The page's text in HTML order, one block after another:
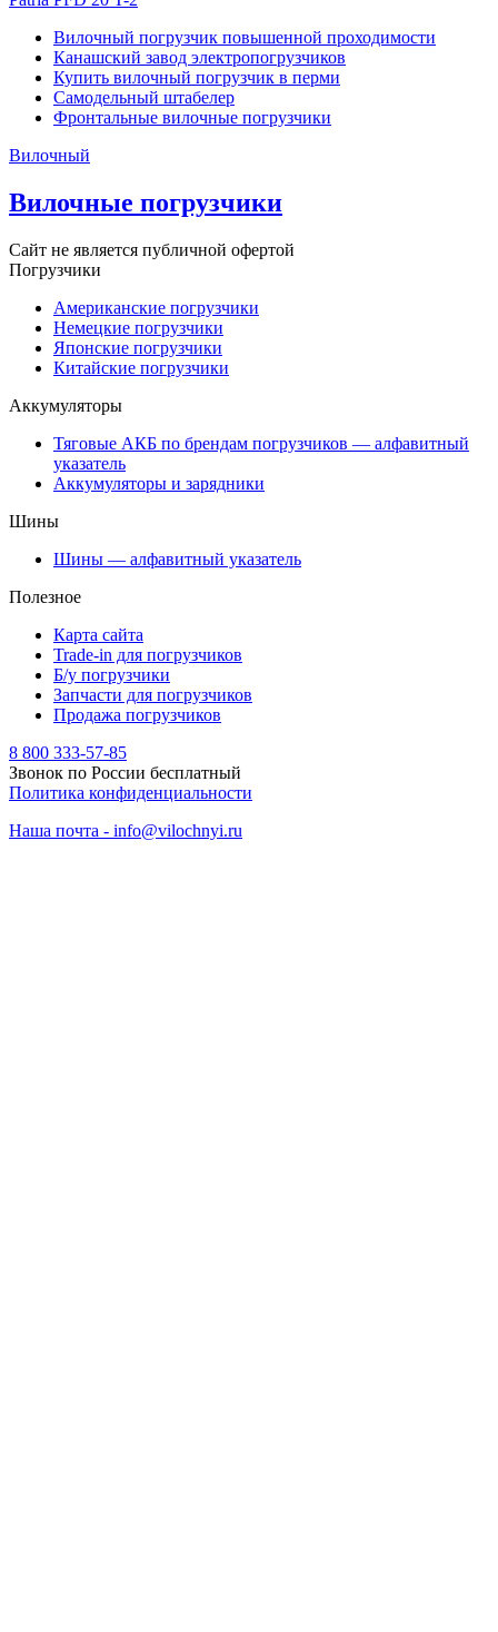
Вилочный погрузчик повышенной проходимости
Канашский завод электропогрузчиков
Купить вилочный погрузчик в перми
Самодельный штабелер
Фронтальные вилочные погрузчики
Вилочный
Вилочные погрузчики
Сайт не является публичной офертой
Погрузчики
Американские погрузчики
Немецкие погрузчики
Японские погрузчики
Китайские погрузчики
Аккумуляторы
Тяговые АКБ по брендам погрузчиков — алфавитный
указатель
Аккумуляторы и зарядники
Шины
Шины — алфавитный указатель
Полезное
Карта сайта
Trade-in для погрузчиков
Б/у погрузчики
Запчасти для погрузчиков
Продажа погрузчиков
8 800 333-57-85
Звонок по России бесплатный
Политика конфиденциальности
Наша почта - info@vilochnyi.ru